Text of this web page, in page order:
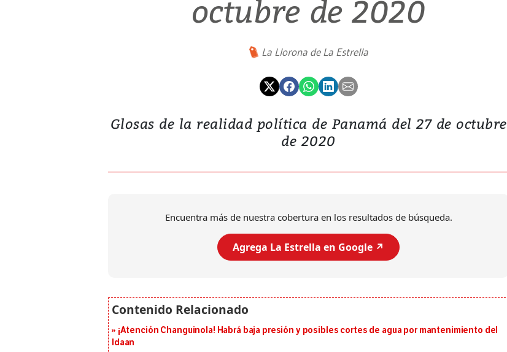
octubre de 2020
La Llorona de La Estrella
Glosas de la realidad política de Panamá del 27 de octubre
de 2020
Encuentra más de nuestra cobertura en los resultados de búsqueda.
Agrega La Estrella en Google ↗️
¡Atención Changuinola! Habrá baja presión y posibles cortes de agua por mantenimiento del
Idaan